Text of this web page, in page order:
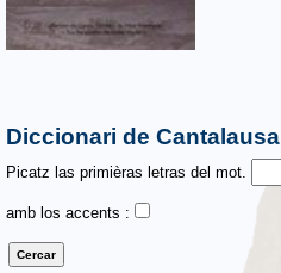
Diccionari de Cantalausa
Picatz las primièras letras del mot.
amb los accents :